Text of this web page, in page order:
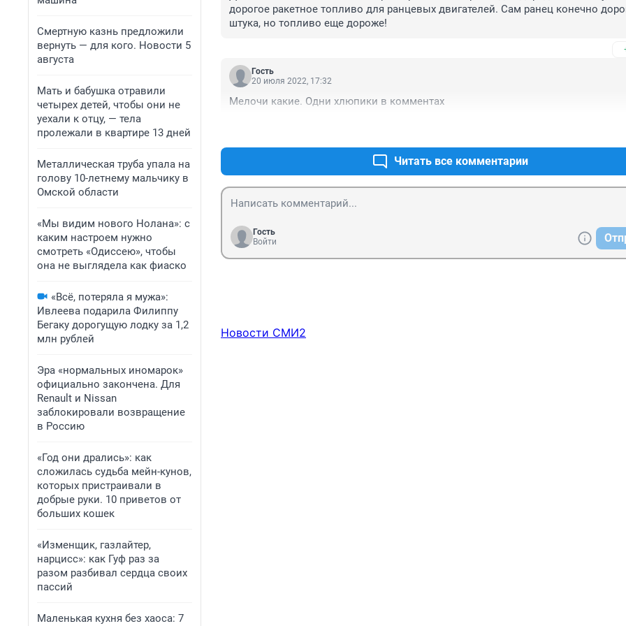
Смертную казнь предложили
вернуть — для кого. Новости 5
августа
Мать и бабушка отравили
четырех детей, чтобы они не
уехали к отцу, — тела
пролежали в квартире 13 дней
Металлическая труба упала на
голову 10-летнему мальчику в
Омской области
«Мы видим нового Нолана»: с
каким настроем нужно
смотреть «Одиссею», чтобы
она не выглядела как фиаско
«Всё, потеряла я мужа»:
Ивлеева подарила Филиппу
Бегаку дорогущую лодку за 1,2
млн рублей
Эра «нормальных иномарок»
официально закончена. Для
Renault и Nissan
заблокировали возвращение
в Россию
«Год они дрались»: как
сложилась судьба мейн-кунов,
которых пристраивали в
добрые руки. 10 приветов от
больших кошек
«Изменщик, газлайтер,
нарцисс»: как Гуф раз за
разом разбивал сердца своих
пассий
Маленькая кухня без хаоса: 7
дорогое ракетное топливо для ранцевых двигателей. Сам ранец конечно
штука, но топливо еще дороже!
Гость
20 июля 2022, 17:32
Мелочи какие. Одни хлюпики в комментах
Читать все комментарии
Гость
Войти
Новости СМИ2